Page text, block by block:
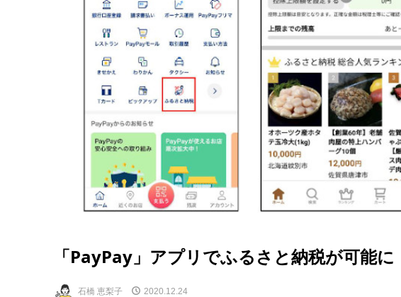
「PayPay」アプリでふるさと納税が可能に
石橋 恵梨子 2020.12.24